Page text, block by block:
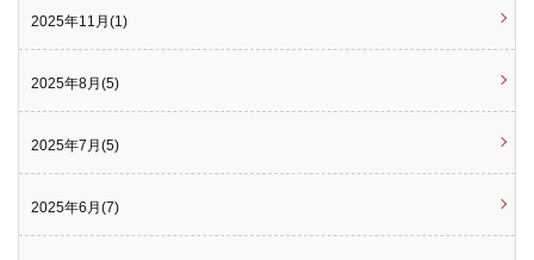
2025年11月(1)
2025年8月(5)
2025年7月(5)
2025年6月(7)